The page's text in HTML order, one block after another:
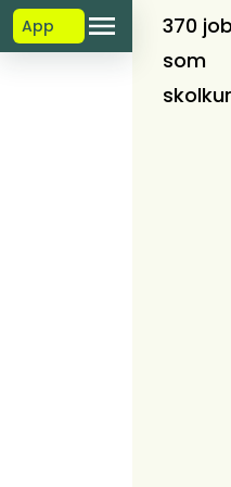
App
370
som